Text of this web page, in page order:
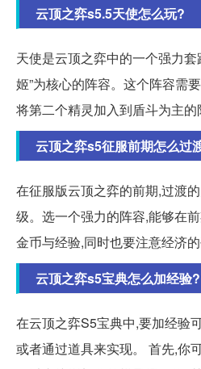
云顶之弈s5.5天使怎么玩?
天使是云顶之弈中的一个强力
姬”为核心的阵容。这个阵容需
将第二个精灵加入到盾斗为主的
云顶之弈s5征服前期怎么过
在征服版云顶之弈的前期,过渡
级。选一个强力的阵容,能够在
金币与经验,同时也要注意经济的
云顶之弈s5宝典怎么加经验?
在云顶之弈S5宝典中,要加经验
或者通过道具来实现。 首先,你